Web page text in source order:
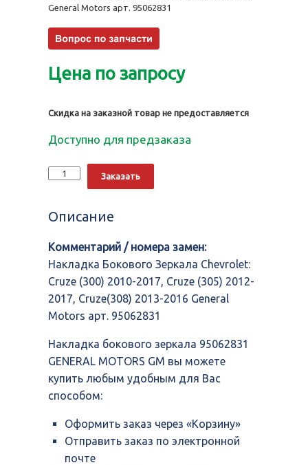
General Motors арт. 95062831
Цена по запросу
Скидка на заказной товар не предоставляется
Доступно для предзаказа
Количество
Накладка
95062831
MOTORS
GM
Заказать
Описание
Комментарий / номера замен:
Накладка Бокового Зеркала Chevrolet:
Cruze (300) 2010-2017, Cruze (305) 2012-
2017, Cruze(308) 2013-2016 General
Motors арт. 95062831
Накладка бокового зеркала 95062831
GENERAL MOTORS GM вы можете
купить любым удобным для Вас
способом:
Оформить заказ через «Корзину»
Отправить заказ по электронной
почте